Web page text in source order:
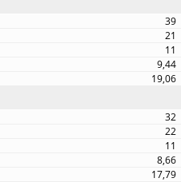
39
21
11
9,44
19,06
32
22
11
8,66
17,79